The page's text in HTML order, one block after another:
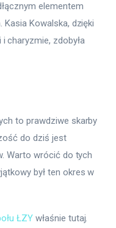
elementem
Kowalska, dzięki
charyzmie, zdobyła
to prawdziwe skarby
do dziś jest
Warto wrócić do tych
był ten okres w
ŁZY właśnie tutaj.